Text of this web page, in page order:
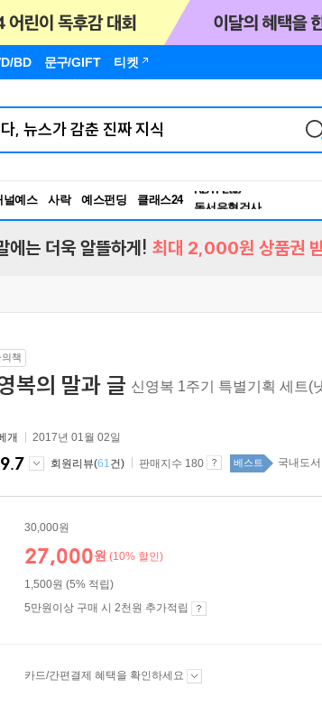
BD 문구/GIFT 티켓
널예스 사락 예스펀딩 클래스24
독서유형검사
에는 더욱 알뜰하게! 최대 2,000원 상품권
의책
복의 말과 글 신영복 1주기 특별기획 세트(
개 2017년 01월 02일
9.7 회원리뷰(61건) 판매지수 180 베스트 국내도
30,000원
27,000원 (10% 할인)
1,500원 (5% 적립)
5만원이상 구매 시 2천원 추가적립
카드/간편결제 혜택을 확인하세요